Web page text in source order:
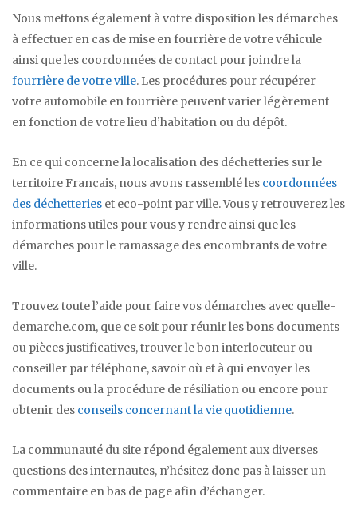
Nous mettons également à votre disposition les démarches
à effectuer en cas de mise en fourrière de votre véhicule
ainsi que les coordonnées de contact pour joindre la
fourrière de votre ville. Les procédures pour récupérer
votre automobile en fourrière peuvent varier légèrement
en fonction de votre lieu d’habitation ou du dépôt.
En ce qui concerne la localisation des déchetteries sur le
territoire Français, nous avons rassemblé les coordonnées
des déchetteries et eco-point par ville. Vous y retrouverez les
informations utiles pour vous y rendre ainsi que les
démarches pour le ramassage des encombrants de votre
ville.
Trouvez toute l’aide pour faire vos démarches avec quelle-
demarche.com, que ce soit pour réunir les bons documents
ou pièces justificatives, trouver le bon interlocuteur ou
conseiller par téléphone, savoir où et à qui envoyer les
documents ou la procédure de résiliation ou encore pour
obtenir des conseils concernant la vie quotidienne.
La communauté du site répond également aux diverses
questions des internautes, n’hésitez donc pas à laisser un
commentaire en bas de page afin d’échanger.